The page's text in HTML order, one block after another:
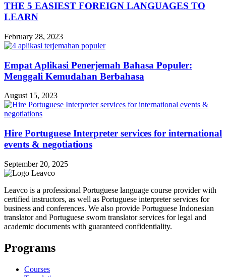
THE 5 EASIEST FOREIGN LANGUAGES TO
LEARN
February 28, 2023
Empat Aplikasi Penerjemah Bahasa Populer:
Menggali Kemudahan Berbahasa
August 15, 2023
Hire Portuguese Interpreter services for international
events & negotiations
September 20, 2025
Leavco is a professional Portuguese language course provider with
certified instructors, as well as Portuguese interpreter services for
business and conferences. We also provide Portuguese Indonesian
translator and Portuguese sworn translator services for legal and
academic documents with guaranteed confidentiality.
Programs
Courses